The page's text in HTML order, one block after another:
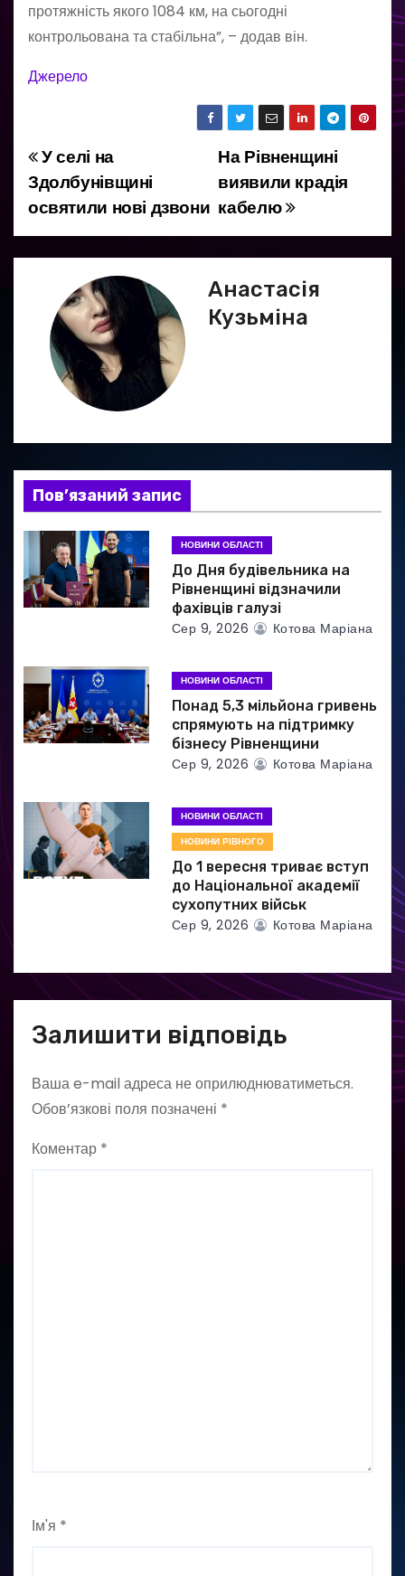
протяжність якого 1084 км, на сьогодні
контрольована та стабільна”, – додав він.
Джерело
Н
а
в
я
з
а
п
и
с
і
в
На Рівненщині
виявили крадія
кабелю
У селі на
Здолбунівщині
освятили нові дзвони
Анастасія
Кузьміна
Пов’язаний запис
НОВИНИ ОБЛАСТІ
До Дня будівельника на
Рівненщині відзначили
фахівців галузі
Сер 9, 2026 Котова Маріана
НОВИНИ ОБЛАСТІ
Понад 5,3 мільйона гривень
спрямують на підтримку
бізнесу Рівненщини
Сер 9, 2026 Котова Маріана
НОВИНИ ОБЛАСТІ
НОВИНИ РІВНОГО
До 1 вересня триває вступ
до Національної академії
сухопутних військ
Сер 9, 2026 Котова Маріана
Залишити відповідь
Ваша e-mail адреса не оприлюднюватиметься.
Обов’язкові поля позначені *
Коментар *
Ім'я *